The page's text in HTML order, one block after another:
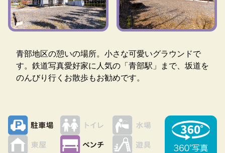
青部地区の憩いの場所。小さな可愛いグラウンドで
す。鉄道写真愛好家に人気の「青部駅」まで、坂道を
のんびり行くお散歩もお勧めです。